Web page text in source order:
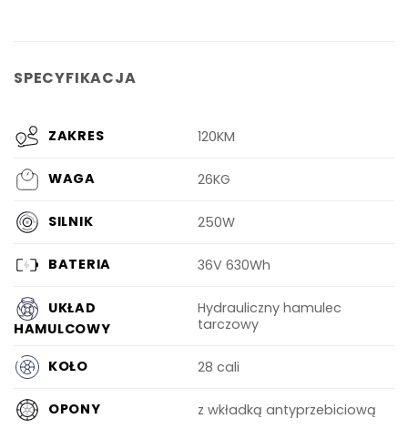
SPECYFIKACJA
ZAKRES 120KM
WAGA 26KG
SILNIK 250W
BATERIA 36V 630Wh
UKŁAD
HAMULCOWY
Hydrauliczny hamulec
tarczowy
KOŁO 28 cali
OPONY z wkładką antyprzebiciową